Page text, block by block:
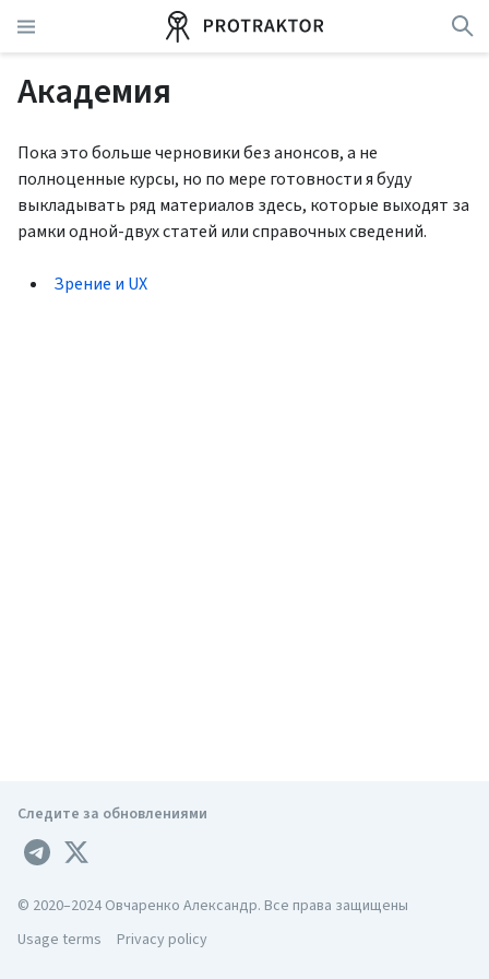
Академия
Пока это больше черновики без анонсов, а не
полноценные курсы, но по мере готовности я буду
выкладывать ряд материалов здесь, которые выходят за
рамки одной-двух статей или справочных сведений.
Зрение и UX
© 2020–2024 Овчаренко Александр. Все права защищены
Usage terms
Privacy policy
Следите за обновлениями